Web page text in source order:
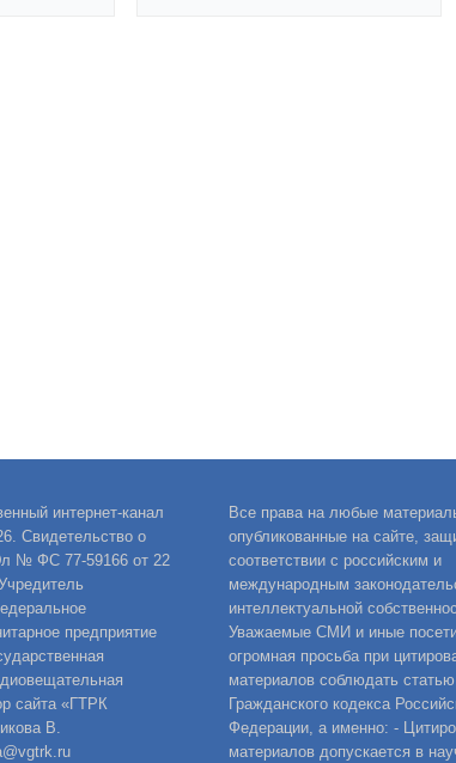
интернет-канал
Свидетельство о
№ ФС 77-59166 от 22
предприятие
сайта «ГТРК
В.
Все права на любые
опубликованные на сайте,
соответствии с российским и
международным
интеллектуальной
Уважаемые СМИ и иные
огромная просьба при
материалов соблюдать
Гражданского кодекса
Федерации, а именно: -
материалов допускается в